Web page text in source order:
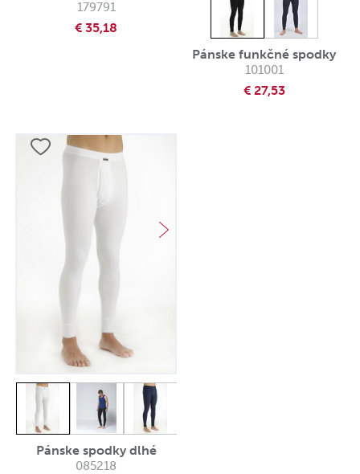
179791
€ 35,18
Pánske funkčné spodky
101001
€ 27,53
Pánske spodky dlhé
085218